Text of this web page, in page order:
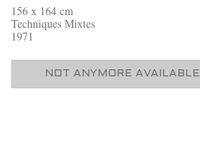
156 x 164 cm
Techniques Mixtes
1971
NOT ANYMORE AVAILABLE